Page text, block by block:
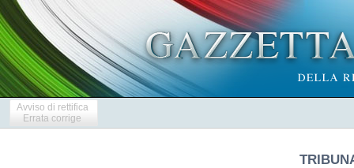
Avviso di rettifica
Errata corrige